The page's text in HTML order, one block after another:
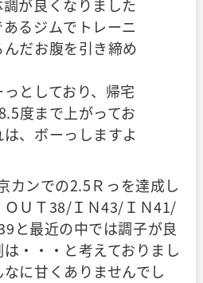
が良くなりました
るジムでトレーニ
だお腹を引き締め
としており、帰宅
度まで上がってお
、ボーっしますよ
カンでの2.5Ｒっを達成し
ＯＵＴ38/ＩＮ43/ＩＮ41/
と最近の中では調子が良
・・・と考えておりまし
に甘くありませんでし